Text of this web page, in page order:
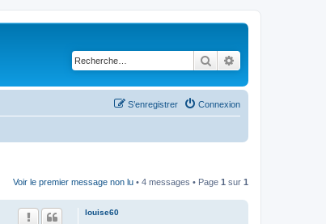
Rechercher
Connexion
S’enregistrer
Voir le premier message non lu • 4 messages • Page 1 sur 1
louise60